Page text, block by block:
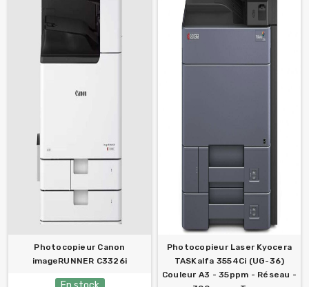
Photocopieur Canon
imageRUNNER C3326i
Photocopieur Laser Kyocera
TASKalfa 3554Ci (UG-36)
Couleur A3 - 35ppm - Réseau -